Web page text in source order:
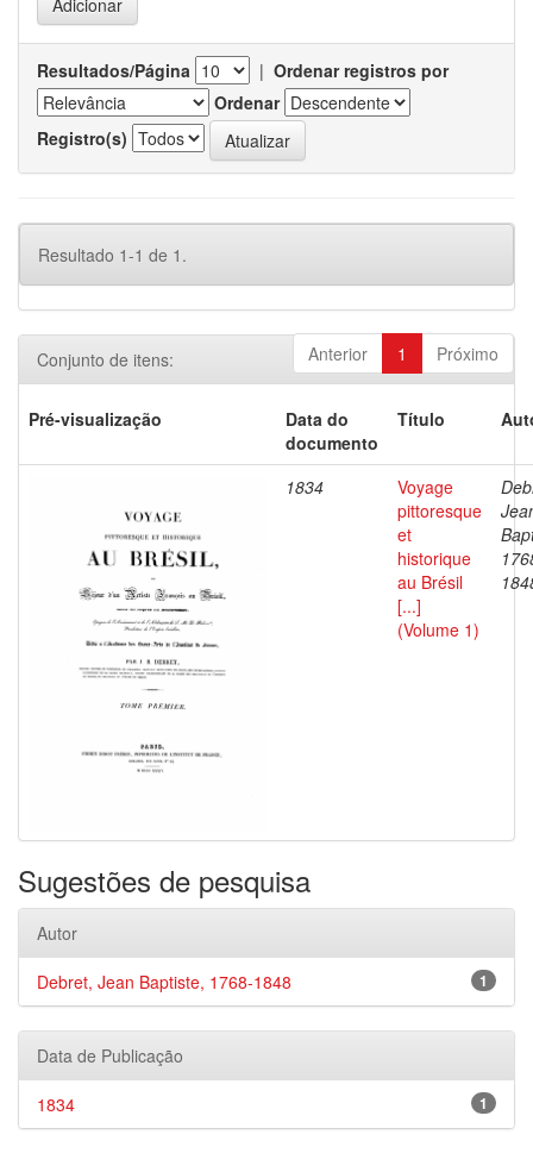
Resultados/Página | Ordenar registros por
Ordenar
Registro(s)
Resultado 1-1 de 1.
Anterior 1 Próximo
Conjunto de itens:
Pré-visualização
Data do
documento
Título
1834
Voyage
pittoresque
et
historique
au Brésil
[...]
(Volume 1)
Sugestões de pesquisa
Autor
1
Debret, Jean Baptiste, 1768-1848
Data de Publicação
1
1834